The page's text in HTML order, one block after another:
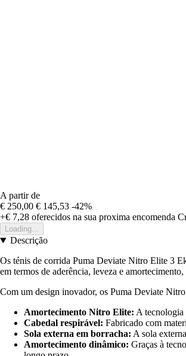
A partir de
€ 250,00 € 145,53 -42%
+€ 7,28 oferecidos na sua proxima encomenda
Loading...
Descrição
Os ténis de corrida Puma Deviate Nitro Elite 3
em termos de aderência, leveza e
Com um design inovador, os Puma Deviate
Amortecimento Nitro Elite: A tecnologia
Cabedal respirável: Fabricado com
Sola externa em borracha: A sola
Amortecimento dinâmico: Graças à